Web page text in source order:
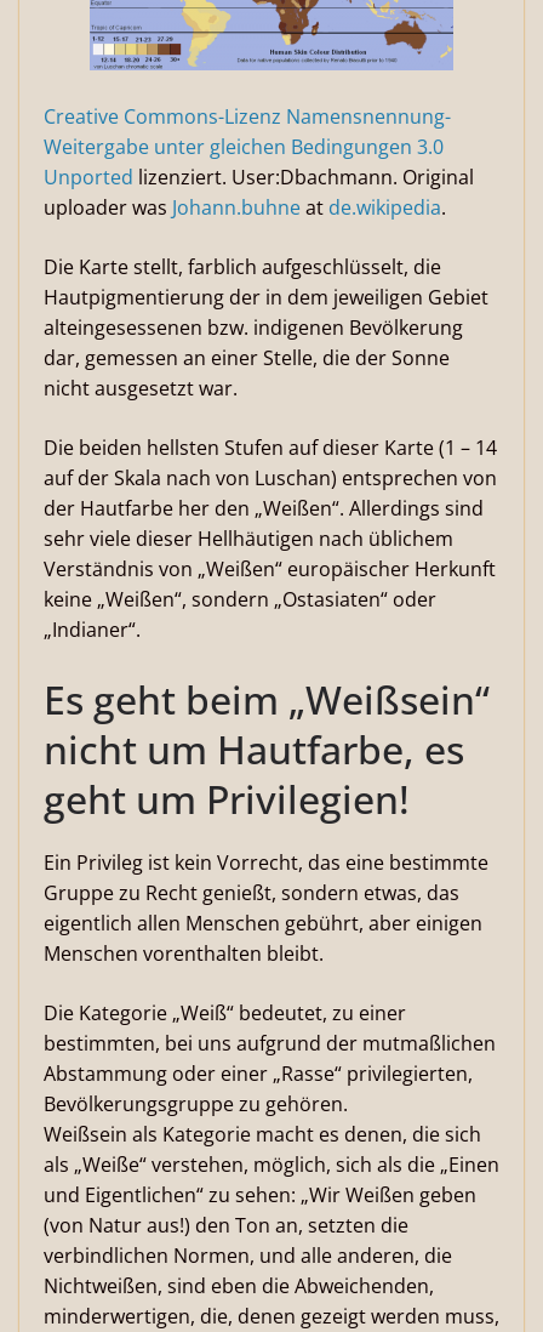
Creative Commons-Lizenz Namensnennung-
Weitergabe unter gleichen Bedingungen 3.0
Unported lizenziert. User:Dbachmann. Original
uploader was Johann.buhneat de.wikipedia.
Die Karte stellt, farblich aufgeschlüsselt, die
Hautpigmentierung der in dem jeweiligen Gebiet
alteingesessenen bzw. indigenen Bevölkerung
dar, gemessen an einer Stelle, die der Sonne
nicht ausgesetzt war.
Die beiden hellsten Stufen auf dieser Karte (1 – 14
auf der Skala nach von Luschan) entsprechen von
der Hautfarbe her den „Weißen“. Allerdings sind
sehr viele dieser Hellhäutigen nach üblichem
Verständnis von „Weißen“ europäischer Herkunft
keine „Weißen“, sondern „Ostasiaten“ oder
„Indianer“.
Es geht beim „Weißsein“
nicht um Hautfarbe, es
geht um Privilegien!
Ein Privileg ist kein Vorrecht, das eine bestimmte
Gruppe zu Recht genießt, sondern etwas, das
eigentlich allen Menschen gebührt, aber einigen
Menschen vorenthalten bleibt.
Die Kategorie „Weiß“ bedeutet, zu einer
bestimmten, bei uns aufgrund der mutmaßlichen
Abstammung oder einer „Rasse“ privilegierten,
Bevölkerungsgruppe zu gehören.
Weißsein als Kategorie macht es denen, die sich
als „Weiße“ verstehen, möglich, sich als die „Einen
und Eigentlichen“ zu sehen: „Wir Weißen geben
(von Natur aus!) den Ton an, setzten die
verbindlichen Normen, und alle anderen, die
Nichtweißen, sind eben die Abweichenden,
minderwertigen, die, denen gezeigt werden muss,